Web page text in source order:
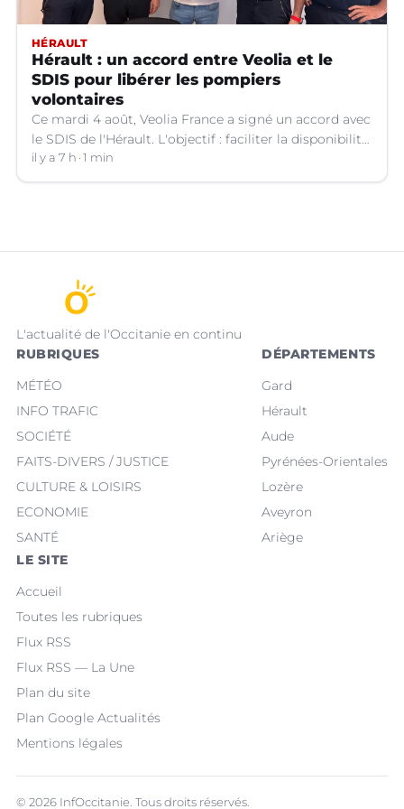
HÉRAULT
Hérault : un accord entre Veolia et le
SDIS pour libérer les pompiers
volontaires
Ce mardi 4 août, Veolia France a signé un accord avec
le SDIS de l'Hérault. L'objectif : faciliter la disponibilité
des salariés de l'entreprise engagés en qualité de
sapeurs-pompiers volontaires.
il y a 7 h 1 min
L'actualité de l'Occitanie en continu
RUBRIQUES
MÉTÉO
INFO TRAFIC
SOCIÉTÉ
FAITS-DIVERS / JUSTICE
CULTURE & LOISIRS
ECONOMIE
SANTÉ
DÉPARTEMENTS
Gard
Hérault
Aude
Pyrénées-Orientales
Lozère
Aveyron
Ariège
LE SITE
Accueil
Toutes les rubriques
Flux RSS
Flux RSS — La Une
Plan du site
Plan Google Actualités
Mentions légales
© 2026 InfOccitanie. Tous droits réservés.